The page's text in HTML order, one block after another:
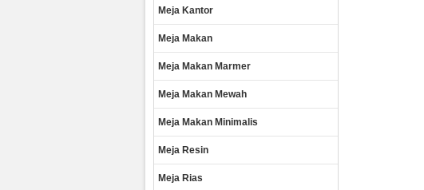
Meja Kantor
Meja Makan
Meja Makan Marmer
Meja Makan Mewah
Meja Makan Minimalis
Meja Resin
Meja Rias